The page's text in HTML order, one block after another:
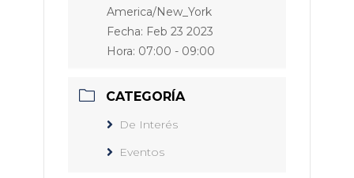
America/New_York
Fecha: Feb 23 2023
Hora: 07:00 - 09:00
CATEGORÍA
De Interés
Eventos